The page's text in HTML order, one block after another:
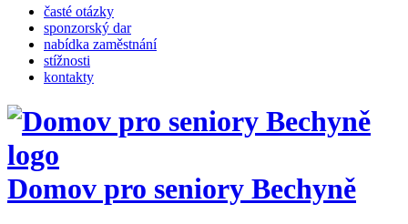
časté otázky
sponzorský dar
nabídka zaměstnání
stížnosti
kontakty
Domov pro seniory Bechyně